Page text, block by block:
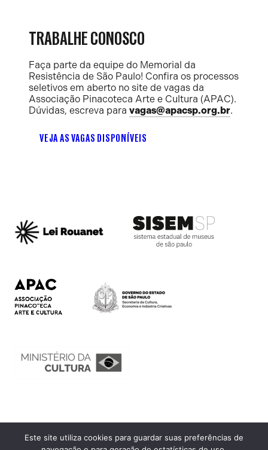
TRABALHE CONOSCO
Faça parte da equipe do Memorial da
Resistência de São Paulo! Confira os processos
seletivos em aberto no site de vagas da
Associação Pinacoteca Arte e Cultura (APAC).
Dúvidas, escreva para vagas@apacsp.org.br.
VEJA AS VAGAS DISPONÍVEIS
Ouvidoria
Este site utiliza cookies para guardar suas preferências de